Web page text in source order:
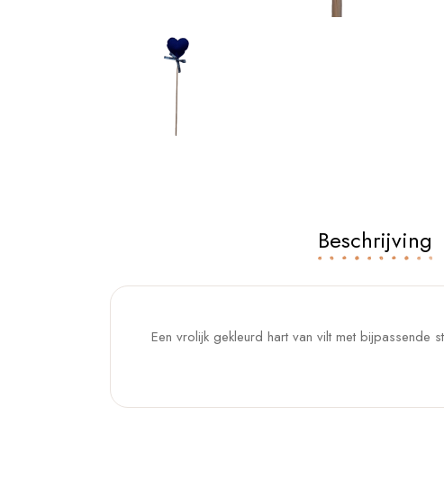
Beschrijving
Een vrolijk gekleurd hart van vilt met bijpassende